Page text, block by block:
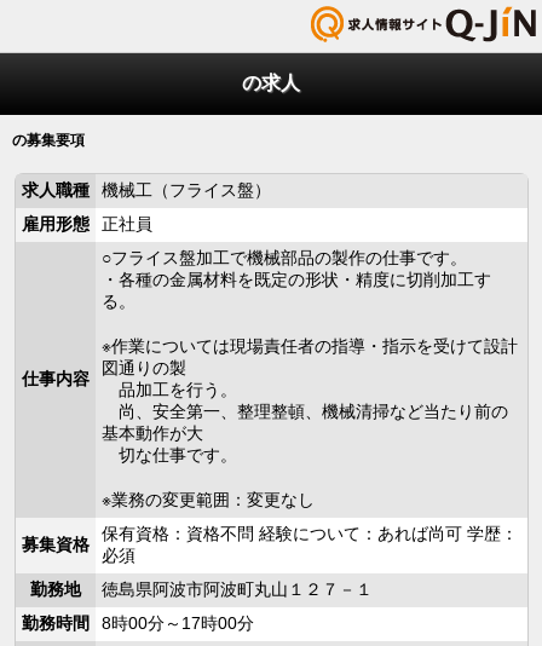
の求人
の募集要項
求人職種
機械工（フライス盤）
雇用形態
正社員
仕事内容
○フライス盤加工で機械部品の製作の仕事です。
・各種の金属材料を既定の形状・精度に切削加工す
る。
※作業については現場責任者の指導・指示を受けて設計
図通りの製
品加工を行う。
尚、安全第一、整理整頓、機械清掃など当たり前の
基本動作が大
切な仕事です。
※業務の変更範囲：変更なし
募集資格
保有資格：資格不問 経験について：あれば尚可 学歴：
必須
勤務地
徳島県阿波市阿波町丸山１２７－１
勤務時間
8時00分～17時00分